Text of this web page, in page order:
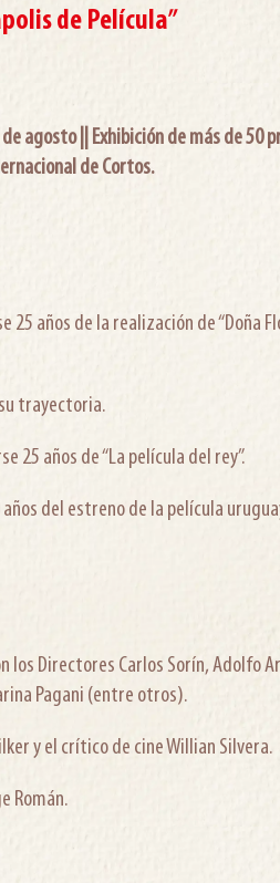
de Película”
agosto || Exhibición de más de 50
de Cortos.
años de la realización de “Doña
trayectoria.
años de “La película del rey”.
del estreno de la película
Directores Carlos Sorín, Adolfo
Pagani (entre otros).
y el crítico de cine Willian Silvera.
Román.